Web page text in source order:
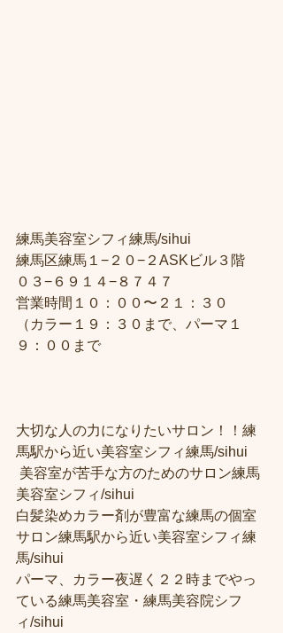
練馬美容室シフィ練馬/sihui
練馬区練馬１−２０−２ASKビル３階
０３−６９１４−８７４７
営業時間１０：００〜２１：３０
（カラー１９：３０まで、パーマ１
９：００まで
大切な人の力になりたいサロン！！練
馬駅から近い美容室シフィ練馬/sihui
美容室シフィ/sihui
白髪染めカラー剤が豊富な練馬の個室
サロン練馬駅から近い美容室シフィ練
馬/sihui
パーマ、カラー夜遅く２２時までやっ
ている練馬美容室・練馬美容院シフ
ィ/sihui